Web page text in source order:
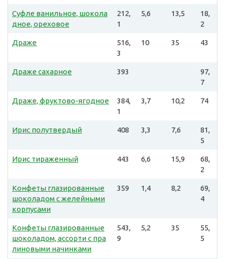
Суфле ванильное, шокола
дное, ореховое
212,
1
5,6 13,5
18,
2
Драже
516,
3
10 35 43
Драже сахарное 393
97,
7
Драже, фруктово-ягодное
384,
1
3,7 10,2 74
Ирис полутвердый 408 3,3 7,6
81,
5
Ирис тираженный 443 6,6 15,9
68,
2
Конфеты глазированные
шоколадом с желейными
корпусами
359 1,4 8,2
69,
4
Конфеты глазированные
шоколадом, ассорти с пра
линовыми начинками
543,
9
5,2 35
55,
5